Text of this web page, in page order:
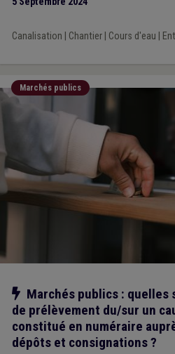
Canalisation Chantier| Cours d'eau
Marchés publics
Notre action
Marchés publics :
de prélèvement du/sur un
constitué en numéraire
dépôts et consignations ?